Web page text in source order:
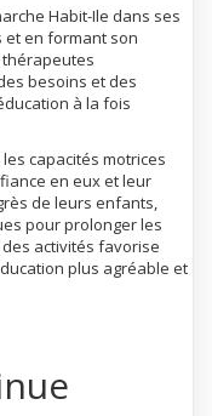
Habit-Ile dans ses
en formant son
besoins et des
à la fois
capacités motrices
en eux et leur
de leurs enfants,
pour prolonger les
activités favorise
plus agréable et